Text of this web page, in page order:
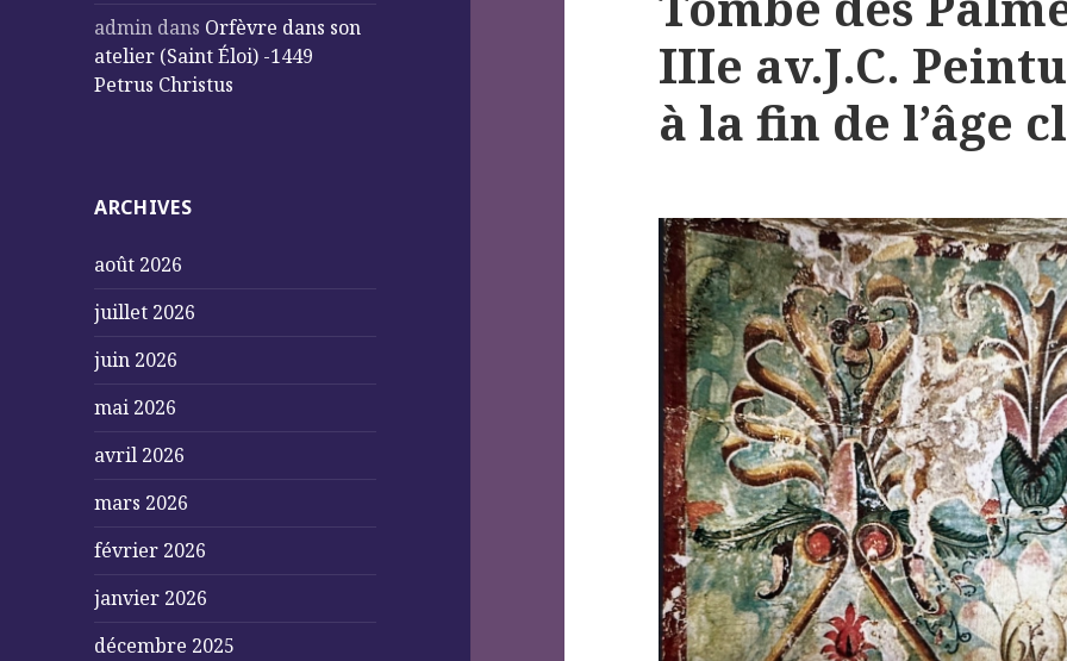
admin dans Orfèvre dans son
atelier (Saint Éloi) -1449
Petrus Christus
ARCHIVES
août 2026
juillet 2026
juin 2026
mai 2026
avril 2026
mars 2026
février 2026
janvier 2026
décembre 2025
IIIe av.J.C.
à la fin de l’âge